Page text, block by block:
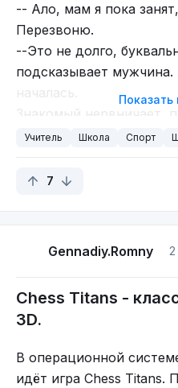
-- Ало, мам я пока
Перезвоню.
--Это не долго,
подсказывает мужчина.
все свои возможности.
спорта по настольному
Мужчина, как потом
Так вот,а этот пост из-
Вообще, я кажется уже
школе мне сильно, нет
повезло с учителем по
Учитель Школа Спорт
7
Gennadiy.Romny
Chess Titans -
3D.
В операционной
идёт игра Chess Titans.